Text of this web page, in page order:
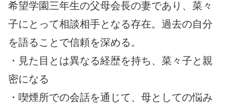
希望学園三年生の父母会長の妻であり、菜々
子にとって相談相手となる存在。過去の自分
を語ることで信頼を深める。
・見た目とは異なる経歴を持ち、菜々子と親
密になる
・喫煙所での会話を通じて、母としての悩み